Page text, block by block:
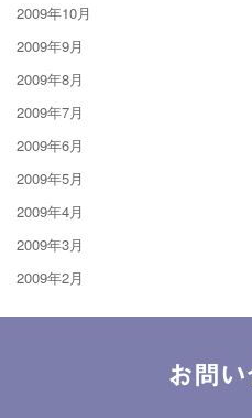
2009年10月
2009年9月
2009年8月
2009年7月
2009年6月
2009年5月
2009年4月
2009年3月
2009年2月
お問